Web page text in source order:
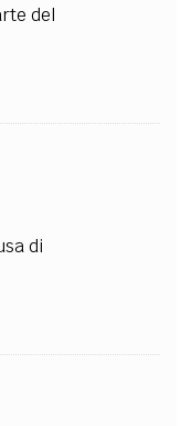
del
di